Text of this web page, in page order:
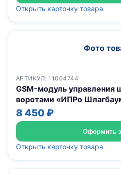
Открыть карточку товара
Фото
АРТИКУЛ: 11004744
GSM-модуль управления
воротами «ИПРо
8 450 ₽
Оформить
Открыть карточку товара